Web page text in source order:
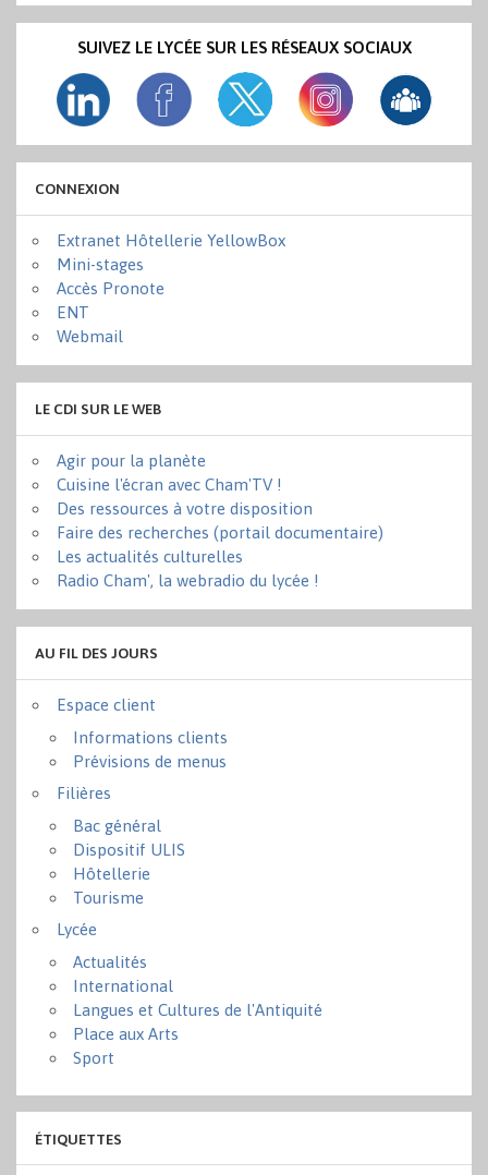
SUIVEZ LE LYCÉE SUR LES RÉSEAUX SOCIAUX
CONNEXION
Extranet Hôtellerie YellowBox
Mini-stages
Accès Pronote
ENT
Webmail
LE CDI SUR LE WEB
Agir pour la planète
Cuisine l'écran avec Cham'TV !
Des ressources à votre disposition
Faire des recherches (portail documentaire)
Les actualités culturelles
Radio Cham', la webradio du lycée !
AU FIL DES JOURS
Espace client
Informations clients
Prévisions de menus
Filières
Bac général
Dispositif ULIS
Hôtellerie
Tourisme
Lycée
Actualités
International
Langues et Cultures de l'Antiquité
Place aux Arts
Sport
ÉTIQUETTES